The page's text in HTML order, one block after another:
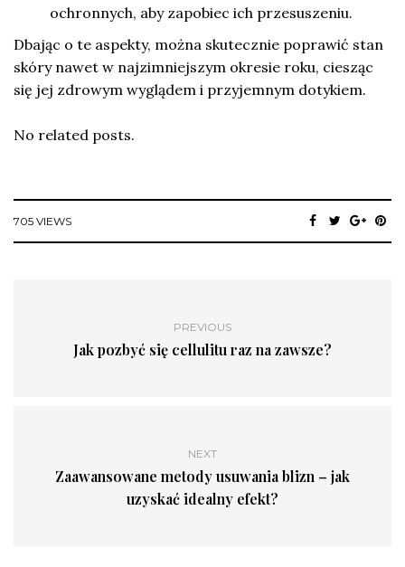
ochronnych, aby zapobiec ich przesuszeniu.
Dbając o te aspekty, można skutecznie poprawić stan
skóry nawet w najzimniejszym okresie roku, ciesząc
się jej zdrowym wyglądem i przyjemnym dotykiem.
No related posts.
705 VIEWS
PREVIOUS
Jak pozbyć się cellulitu raz na zawsze?
NEXT
Zaawansowane metody usuwania blizn – jak
uzyskać idealny efekt?